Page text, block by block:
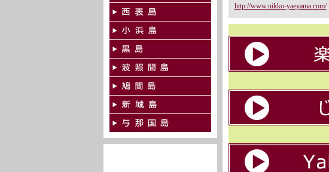
http://www.nikko-yaeyama.com/